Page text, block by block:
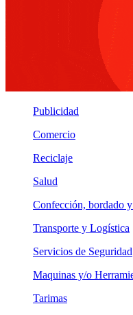
Publicidad
Comercio
Reciclaje
Salud
Confección, bordado
Transporte y Logística
Servicios de Seguridad
Maquinas y/o
Tarimas